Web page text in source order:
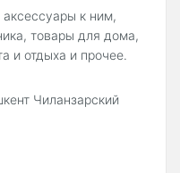
к ним,
товары для дома,
и отдыха и прочее.
Чиланзарский